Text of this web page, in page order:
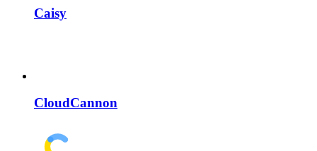
Caisy
CloudCannon